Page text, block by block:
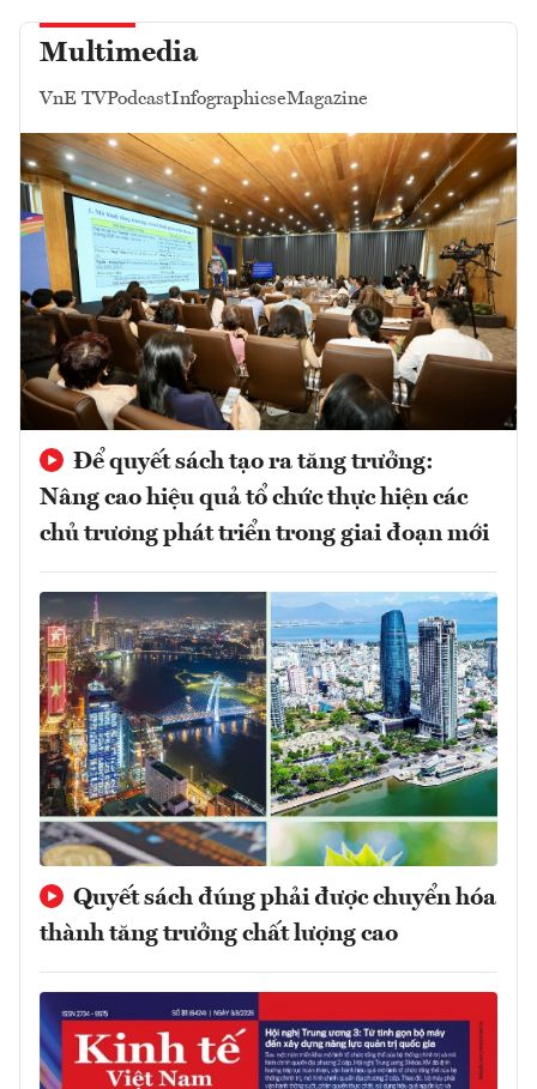
Multimedia
VnE TVPodcastInfographicseMagazine
Để quyết sách tạo ra tăng trưởng:
Nâng cao hiệu quả tổ chức thực hiện các
chủ trương phát triển trong giai đoạn mới
Quyết sách đúng phải được chuyển hóa
thành tăng trưởng chất lượng cao